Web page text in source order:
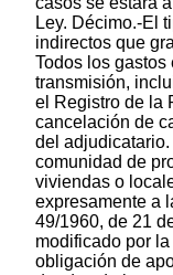
Ley. Décimo.-El
indirectos que
Todos los gastos
transmisión,
el Registro de la
cancelación de
del
comunidad de
viviendas o
expresamente a
49/1960, de 21
modificado por
obligación de